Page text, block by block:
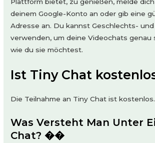
Plattform bietet, zu genießen, melde
deinem Google-Konto an oder gib eine
Adresse an. Du kannst Geschlechts-
verwenden, um deine Videochats genau
wie du sie möchtest.
Ist Tiny Chat
Die Teilnahme an Tiny Chat ist kostenlos.
Was Versteht Man Unter
Chat? ��